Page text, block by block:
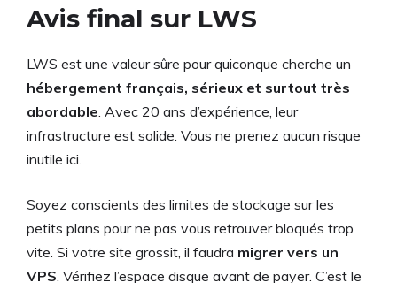
Avis final sur LWS
LWS est une valeur sûre pour quiconque cherche un
hébergement français, sérieux et surtout très
abordable . Avec 20 ans d’expérience, leur
infrastructure est solide. Vous ne prenez aucun risque
inutile ici.
Soyez conscients des limites de stockage sur les
petits plans pour ne pas vous retrouver bloqués trop
vite. Si votre site grossit, il faudra migrer vers un
VPS . Vérifiez l’espace disque avant de payer. C’est le